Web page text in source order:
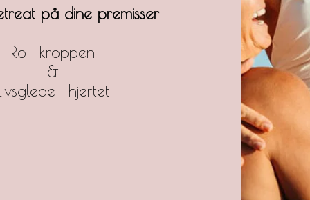
på dine premisser
Ro i kroppen
&
Livsglede i hjertet